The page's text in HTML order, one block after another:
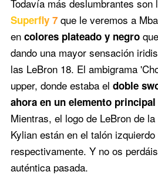
Todavía más deslumbrantes son
Superfly 7que le veremos a
en colores plateado y negro
dando una mayor sensación
las LeBron 18. El ambigrama
upper, donde estaba el doble
ahora en un elemento
Mientras, el logo de LeBron de
Kylian están en el talón
respectivamente. Y no os
auténtica pasada.